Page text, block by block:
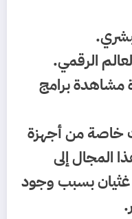
الرقمي.
مشاهدة برامج
خاصة من أجهزة
المجال إلى
غثيان بسبب وجود